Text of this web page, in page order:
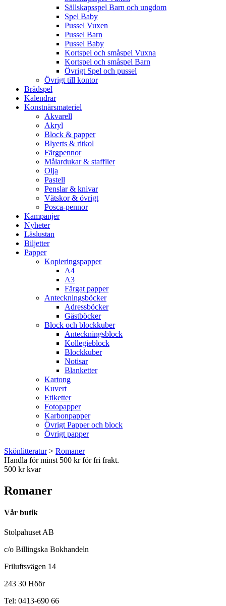
Sällskapsspel Barn och ungdom
Spel Baby
Pussel Vuxen
Pussel Barn
Pussel Baby
Kortspel och småspel Vuxna
Kortspel och småspel Barn
Övrigt Spel och pussel
Övrigt till kontor
Brädspel
Kalendrar
Konstnärsmateriel
Akvarell
Akryl
Block & papper
Blyerts & ritkol
Färgpennor
Målardukar & stafflier
Olja
Pastell
Penslar & knivar
Vätskor & övrigt
Posca-pennor
Kampanjer
Nyheter
Läslustan
Biljetter
Papper
Kopieringspapper
A4
A3
Färgat papper
Anteckningsböcker
Adressböcker
Gästböcker
Block och blockkuber
Anteckningsblock
Kollegieblock
Blockkuber
Notisar
Blanketter
Kartong
Kuvert
Etiketter
Fotopapper
Karbonpapper
Övrigt Papper och block
Övrigt papper
Skönlitteratur> Romaner
Handla för minst 500 kr för fri frakt.
500 kr kvar
Romaner
Vår butik
Stolpahuset AB
c/o Billingska Bokhandeln
Friluftsvägen 14
243 30 Höör
Tel: 0413-690 66